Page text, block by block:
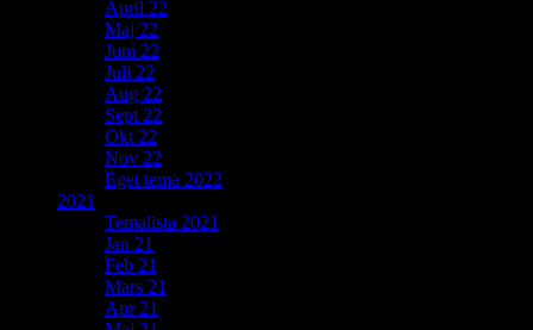
April 22
Maj 22
Juni 22
Juli 22
Aug 22
Sept 22
Okt 22
Nov 22
Eget tema 2022
2021
Temalista 2021
Jan 21
Feb 21
Mars 21
Apr 21